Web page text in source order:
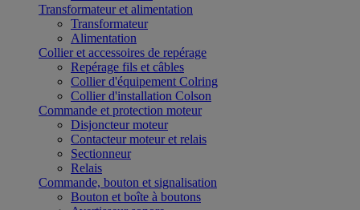
Transformateur et alimentation
Transformateur
Alimentation
Collier et accessoires de repérage
Repérage fils et câbles
Collier d'équipement Colring
Collier d'installation Colson
Commande et protection moteur
Disjoncteur moteur
Contacteur moteur et relais
Sectionneur
Relais
Commande, bouton et signalisation
Bouton et boîte à boutons